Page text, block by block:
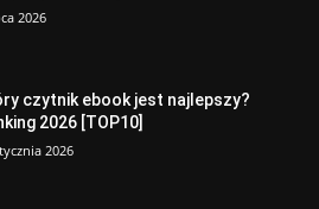
2026
czytnik ebook jest najlepszy?
2026 [TOP10]
2026